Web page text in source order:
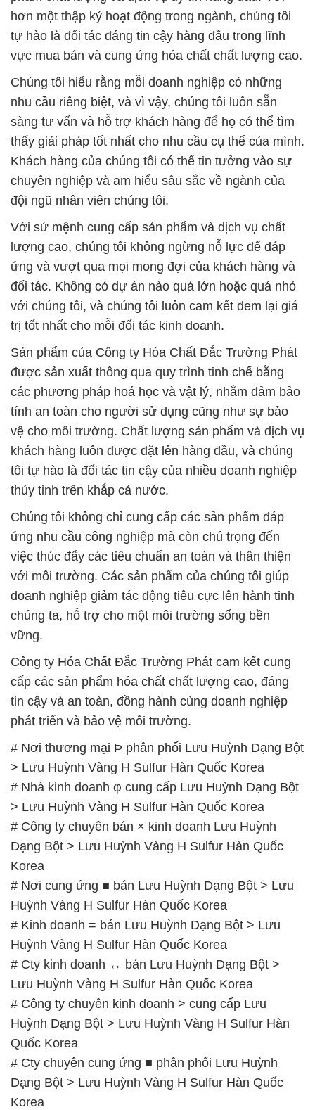
hơn một thập kỷ hoạt động trong ngành, chúng tôi
tự hào là đối tác đáng tin cậy hàng đầu trong lĩnh
vực mua bán và cung ứng hóa chất chất lượng cao.
Chúng tôi hiểu rằng mỗi doanh nghiệp có những
nhu cầu riêng biệt, và vì vậy, chúng tôi luôn sẵn
sàng tư vấn và hỗ trợ khách hàng để họ có thể tìm
thấy giải pháp tốt nhất cho nhu cầu cụ thể của mình.
Khách hàng của chúng tôi có thể tin tưởng vào sự
chuyên nghiệp và am hiểu sâu sắc về ngành của
đội ngũ nhân viên chúng tôi.
Với sứ mệnh cung cấp sản phẩm và dịch vụ chất
lượng cao, chúng tôi không ngừng nỗ lực để đáp
ứng và vượt qua mọi mong đợi của khách hàng và
đối tác. Không có dự án nào quá lớn hoặc quá nhỏ
với chúng tôi, và chúng tôi luôn cam kết đem lại giá
trị tốt nhất cho mỗi đối tác kinh doanh.
Sản phẩm của Công ty Hóa Chất Đắc Trường Phát
được sản xuất thông qua quy trình tinh chế bằng
các phương pháp hoá học và vật lý, nhằm đảm bảo
tính an toàn cho người sử dụng cũng như sự bảo
vệ cho môi trường. Chất lượng sản phẩm và dịch vụ
khách hàng luôn được đặt lên hàng đầu, và chúng
tôi tự hào là đối tác tin cậy của nhiều doanh nghiệp
thủy tinh trên khắp cả nước.
Chúng tôi không chỉ cung cấp các sản phẩm đáp
ứng nhu cầu công nghiệp mà còn chú trọng đến
việc thúc đẩy các tiêu chuẩn an toàn và thân thiện
với môi trường. Các sản phẩm của chúng tôi giúp
doanh nghiệp giảm tác động tiêu cực lên hành tinh
chúng ta, hỗ trợ cho một môi trường sống bền
vững.
Công ty Hóa Chất Đắc Trường Phát cam kết cung
cấp các sản phẩm hóa chất chất lượng cao, đáng
tin cậy và an toàn, đồng hành cùng doanh nghiệp
phát triển và bảo vệ môi trường.
# Nơi thương mại Þ phân phối Lưu Huỳnh Dạng Bột
> Lưu Huỳnh Vàng H Sulfur Hàn Quốc Korea
# Nhà kinh doanh φ cung cấp Lưu Huỳnh Dạng Bột
> Lưu Huỳnh Vàng H Sulfur Hàn Quốc Korea
# Công ty chuyên bán × kinh doanh Lưu Huỳnh
Dạng Bột > Lưu Huỳnh Vàng H Sulfur Hàn Quốc
Korea
# Nơi cung ứng ■ bán Lưu Huỳnh Dạng Bột > Lưu
Huỳnh Vàng H Sulfur Hàn Quốc Korea
# Kinh doanh = bán Lưu Huỳnh Dạng Bột > Lưu
Huỳnh Vàng H Sulfur Hàn Quốc Korea
# Cty kinh doanh ↔ bán Lưu Huỳnh Dạng Bột >
Lưu Huỳnh Vàng H Sulfur Hàn Quốc Korea
# Công ty chuyên kinh doanh > cung cấp Lưu
Huỳnh Dạng Bột > Lưu Huỳnh Vàng H Sulfur Hàn
Quốc Korea
# Cty chuyên cung ứng ■ phân phối Lưu Huỳnh
Dạng Bột > Lưu Huỳnh Vàng H Sulfur Hàn Quốc
Korea